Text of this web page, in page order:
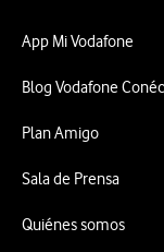
App Mi Vodafone
Blog Vodafone
Plan Amigo
Sala de Prensa
Quiénes somos